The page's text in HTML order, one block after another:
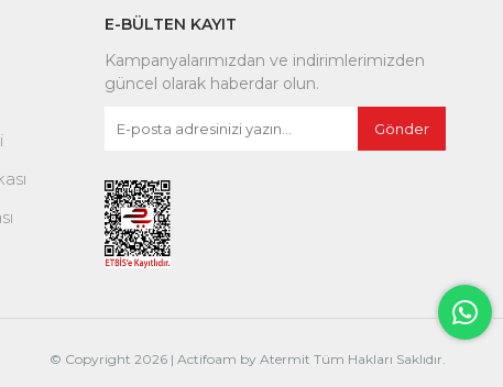
E-BÜLTEN KAYIT
Kampanyalarımızdan ve indirimlerimizden
güncel olarak haberdar olun.
Gönder
© Copyright 2026 | Actifoam by Atermit Tüm Hakları Saklıdır.